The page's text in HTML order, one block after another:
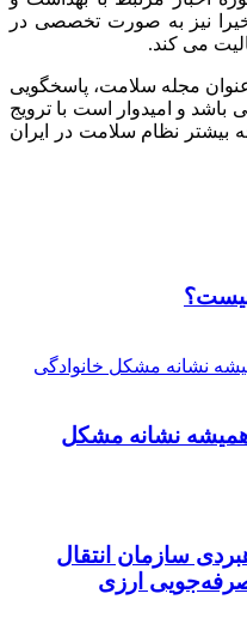
نیز به صورت تخصصی در
می کند.
مجله سلامت، پاسخگویی
باشد و امیدوار است با ترویج
بیشتر نظام سلامت در ایران
همیشه نشانه مشکل
سازمان انتقال
ارزی